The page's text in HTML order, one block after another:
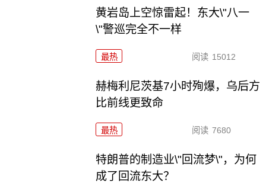
黄岩岛上空惊雷起！东大\"八一
\"警巡完全不一样
最热 阅读 15012
赫梅利尼茨基7小时殉爆，乌后方
比前线更致命
最热 阅读 7680
特朗普的制造业\"回流梦\"，为何
成了回流东大？